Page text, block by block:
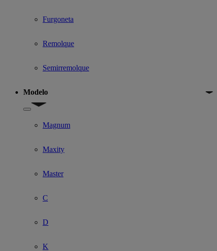
Furgoneta
Remolque
Semirremolque
Modelo
Show submenu for Modelo
Magnum
Maxity
Master
C
D
K